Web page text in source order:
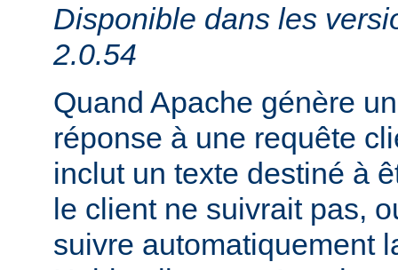
Disponible dans les
2.0.54
Quand Apache génère
réponse à une requête
inclut un texte destiné à
le client ne suivrait pas,
suivre automatiquement